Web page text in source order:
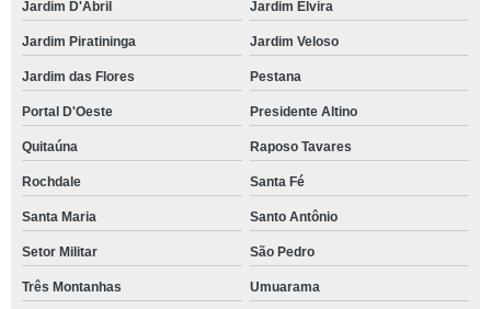
Jardim D'Abril Jardim Elvira
Jardim Piratininga Jardim Veloso
Jardim das Flores Pestana
Portal D'Oeste Presidente Altino
Quitaúna Raposo Tavares
Rochdale Santa Fé
Santa Maria Santo Antônio
Setor Militar São Pedro
Três Montanhas Umuarama